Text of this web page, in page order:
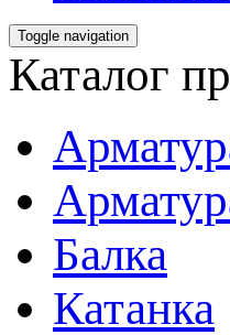
Toggle navigation
Каталог
Балка
Катанка